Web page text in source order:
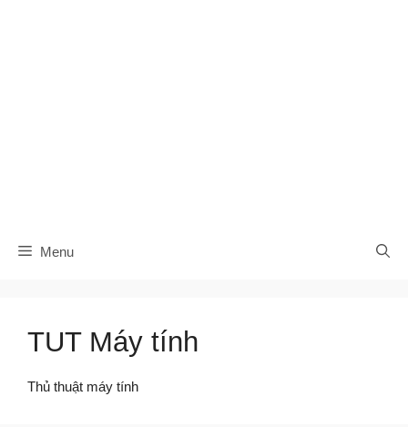
Menu
TUT Máy tính
Thủ thuật máy tính